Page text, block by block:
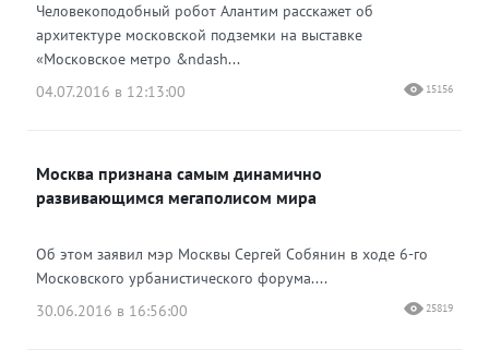
Человекоподобный робот Алантим расскажет об
архитектуре московской подземки на выставке
«Московское метро &ndash...
04.07.2016 в 12:13:00
15156
Москва признана самым динамично
развивающимся мегаполисом мира
Об этом заявил мэр Москвы Сергей Собянин в ходе 6-го
Московского урбанистического форума....
30.06.2016 в 16:56:00
25819